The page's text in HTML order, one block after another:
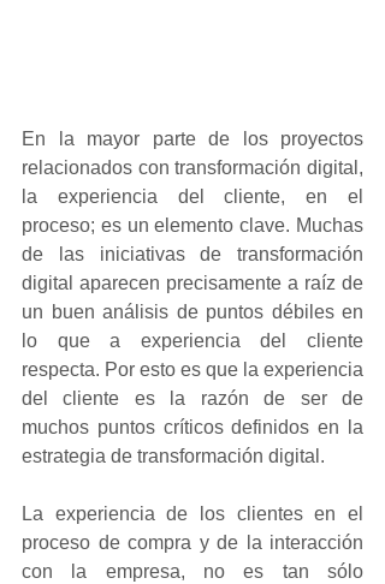
En la mayor parte de los proyectos
relacionados con transformación digital,
la experiencia del cliente, en el
proceso; es un elemento clave. Muchas
de las iniciativas de transformación
digital aparecen precisamente a raíz de
un buen análisis de puntos débiles en
lo que a experiencia del cliente
respecta. Por esto es que la experiencia
del cliente es la razón de ser de
muchos puntos críticos definidos en la
estrategia de transformación digital.
La experiencia de los clientes en el
proceso de compra y de la interacción
con la empresa, no es tan sólo